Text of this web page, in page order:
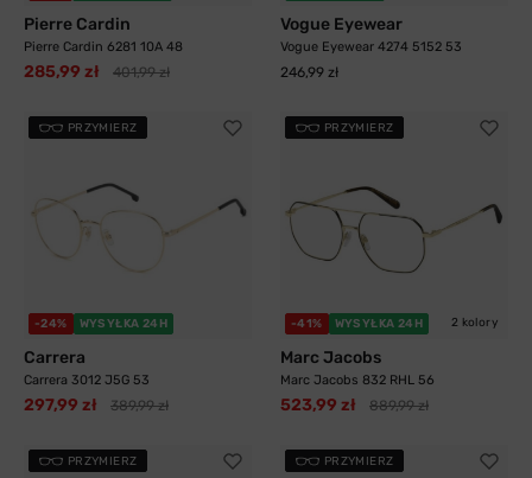
Pierre Cardin
Pierre Cardin 6281 10A 48
285,99 zł 401,99 zł
Vogue Eyewear
Vogue Eyewear 4274 5152 53
246,99 zł
PRZYMIERZ
-24% WYSYŁKA 24H
Carrera
Carrera 3012 J5G 53
297,99 zł 389,99 zł
PRZYMIERZ
-41% WYSYŁKA 24H 2 kolory
Marc Jacobs
Marc Jacobs 832 RHL 56
523,99 zł 889,99 zł
PRZYMIERZ PRZYMIERZ